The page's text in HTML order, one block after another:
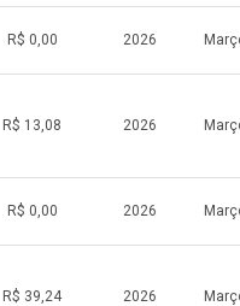
R$ 0,00 2026
R$ 13,08 2026
R$ 0,00 2026
R$ 39,24 2026